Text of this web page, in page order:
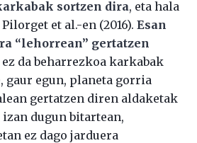
sortzen dira, eta hala
et al.-en (2016). Esan
“lehorrean” gertatzen
ez da beharrezkoa karkabak
gaur egun, planeta gorria
gertatzen diren aldaketak
dugun bitartean,
ez dago jarduera